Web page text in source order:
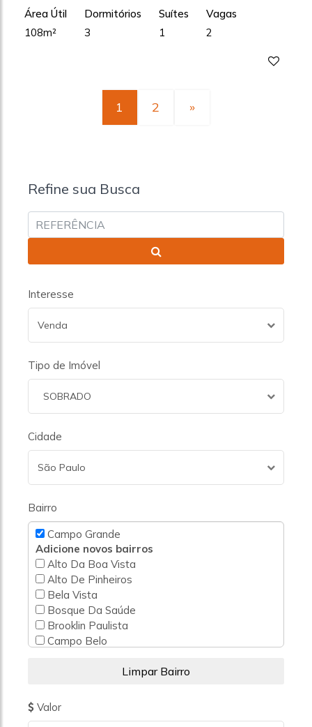
Área Útil
108m²
Dormitórios
3
Suítes
1
Vagas
2
1 2 »
Refine sua Busca
Interesse
Venda
Tipo de Imóvel
SOBRADO
Cidade
São Paulo
Bairro
Campo Grande
Adicione novos bairros
Alto Da Boa Vista
Alto De Pinheiros
Bela Vista
Bosque Da Saúde
Brooklin Paulista
Campo Belo
Chácara Santo Antônio (Zona Sul)
Cupecê
Grajaú
Valor